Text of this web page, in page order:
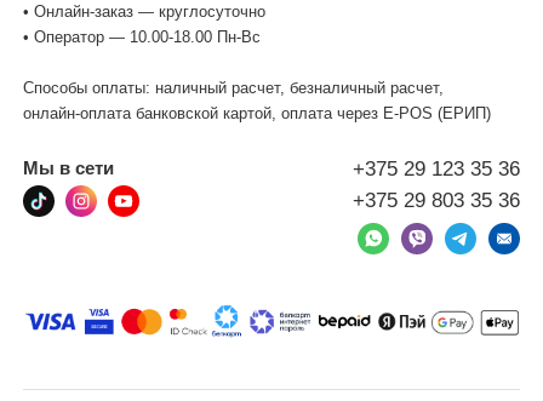
• Онлайн-заказ — круглосуточно
• Оператор — 10.00-18.00 Пн-Вс
Способы оплаты: наличный расчет, безналичный расчет,
онлайн-оплата банковской картой, оплата через Е-POS (ЕРИП)
+375 29 123 35 36
+375 29 803 35 36
Мы в сети